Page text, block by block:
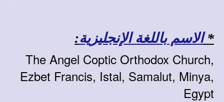
*الاسم باللغة الإنجليزية:
The Angel Coptic Orthodox Church,
Ezbet Francis, Istal, Samalut, Minya,
Egypt